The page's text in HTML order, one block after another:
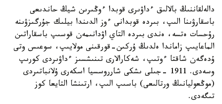
دالەلقاننىڭ بالالىق ءداۋىرى قوبدا ءوڭىرىن شيڭ حاندىعى
باسقارۋىنا الىپ، بىردە قوبدانى ءوز الدىندا بيلىك جۇرگىزۋىنە
رۇحسات ەتسە، ەندى بىردە التاي اۋدانىمەن قوسىپ باسقاراتىن
الماعايىپ زاماندا ەلدىڭ ۇركىن-قورقىنى مولايىپ، سوعىس وتى
ۇدەگەن شاقتا ءوتىپ، شەكارالارى تىنىشسىز ءداۋىردى كورىپ
وسەدى. 1911 -جىلى ىشكى شارروسسيا اسكەرى ۇلانباتىردى
(موڭعوليانىڭ ورتالىعى) باسىپ الىپ، ارتىنشا التايعا كوز
تىگەدى.